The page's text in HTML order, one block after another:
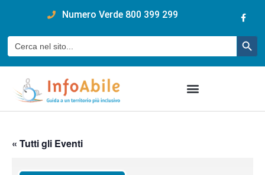
Numero Verde 800 399 299
Cerca:
« Tutti gli Eventi